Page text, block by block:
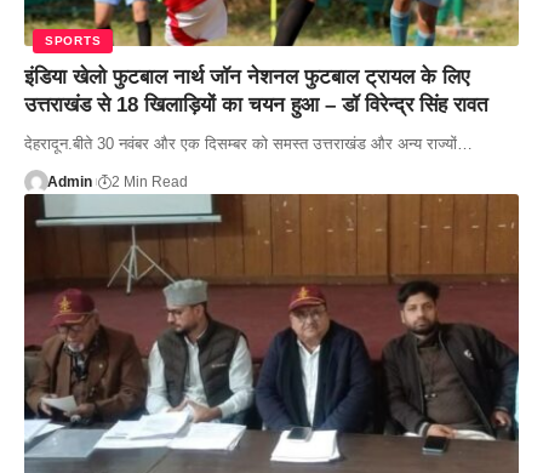
SPORTS
इंडिया खेलो फुटबाल नार्थ जॉन नेशनल फुटबाल ट्रायल के लिए
उत्तराखंड से 18 खिलाड़ियों का चयन हुआ – डॉ विरेन्द्र सिंह रावत
देहरादून.बीते 30 नवंबर और एक दिसम्बर को समस्त उत्तराखंड और अन्य राज्यों…
Admin 2 Min Read